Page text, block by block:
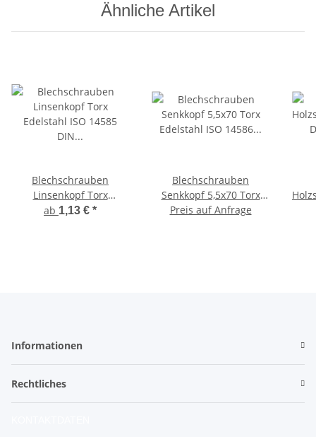
Ähnliche Artikel
Blechschrauben
Linsenkopf Torx
Edelstahl ISO 14585 DIN
ab 1,13 € *
Blechschrauben
Senkkopf 5,5x70 Torx
Edelstahl ISO 14586 DIN
Preis auf Anfrage
Informationen
Rechtliches